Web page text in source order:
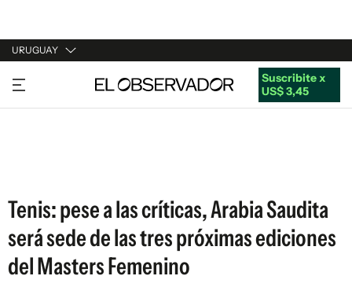
URUGUAY
URUGUAY
ARGENTINA
Suscribite x
US$ 3,45
Tenis: pese a las críticas, Arabia Saudita
será sede de las tres próximas ediciones
del Masters Femenino